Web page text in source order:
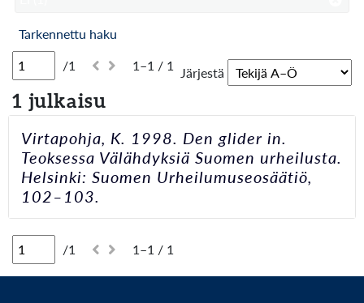
/1 1–1 / 1 Järjestä
1 julkaisu
Virtapohja, K. 1998. Den glider in.
Teoksessa Välähdyksiä Suomen urheilusta.
Helsinki: Suomen Urheilumuseosäätiö,
102–103.
/1 1–1 / 1
Tarkennettu haku